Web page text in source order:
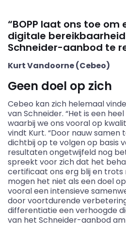
“BOPP laat ons toe om
digitale
Schneider-aanbod te
Kurt Vandoorne (Cebeo)
Geen doel op zich
Cebeo kan zich helemaal
van Schneider. “Het is een
waarbij we ons vooral op
vindt Kurt. “Door nauw samen
dichtbij op te volgen op basis
resultaten ongetwijfeld nog
spreekt voor zich dat het
certificaat ons erg blij en trots
mogen het niet als een doel op
vooral een intensieve
door voortdurende
differentiatie een verhoogde
van het Schneider-aanbod